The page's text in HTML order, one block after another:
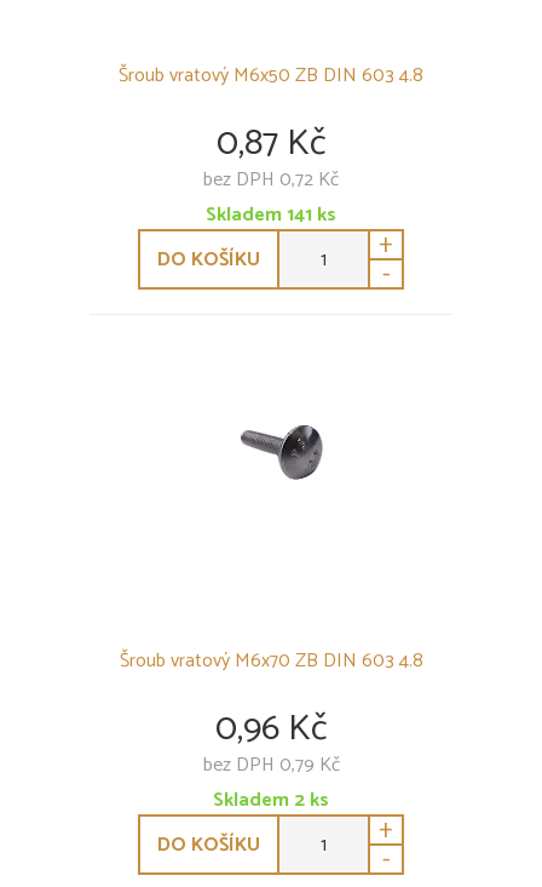
Šroub vratový M6x50 ZB DIN 603 4.8
0,87 Kč
bez DPH 0,72 Kč
Skladem141ks
DO KOŠÍKU
+
-
Šroub vratový M6x70 ZB DIN 603 4.8
0,96 Kč
bez DPH 0,79 Kč
Skladem2ks
DO KOŠÍKU
+
-